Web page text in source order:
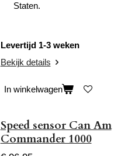
Staten.
Levertijd 1-3 weken
Bekijk details
In winkelwagen
Speed sensor Can Am
Commander 1000